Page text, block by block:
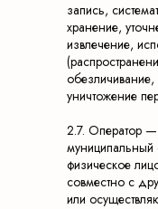
запись,
хранение,
извлечение,
уничтожение
2.7. Оператор —
муниципальный
физическое
совместно с
или